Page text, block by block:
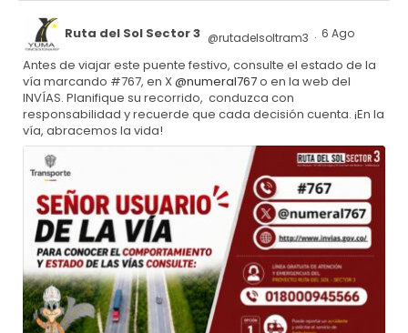
Ruta del Sol Sector 3 @rutadelsoltram3 · 6 Ago
Antes de viajar este puente festivo, consulte el estado de la
vía marcando #767, en X@numeral767o en la web del
INVÍAS. Planifique su recorrido, conduzca con
responsabilidad y recuerde que cada decisión cuenta. ¡En la
vía, abracemos la vida!